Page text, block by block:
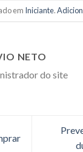
em Iniciante.
NETO
do site